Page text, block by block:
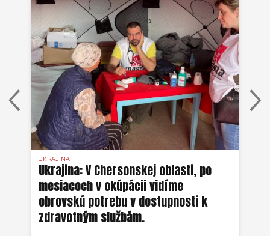
UKRAJINA
Ukrajina: V Chersonskej oblasti, po
mesiacoch v okúpácii vidíme
obrovskú potrebu v dostupnosti k
zdravotným službám.